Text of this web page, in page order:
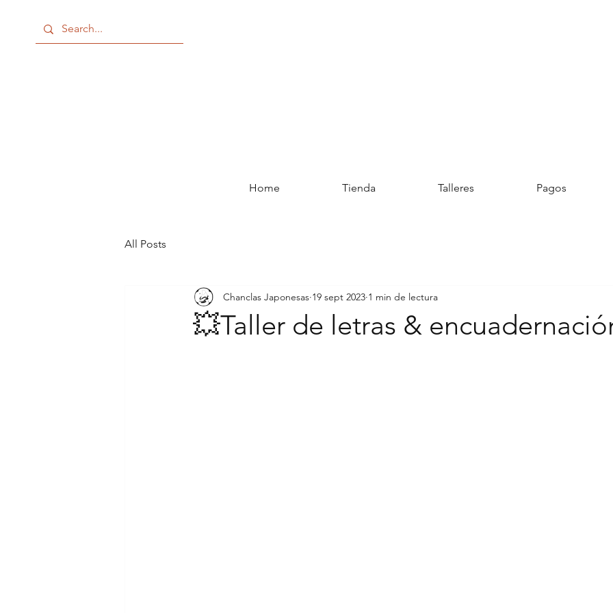
Home Tienda Talleres Pagos
All Posts
💥Taller de letras &
Chanclas Japonesas 19 sept 2023 1 min de lectura